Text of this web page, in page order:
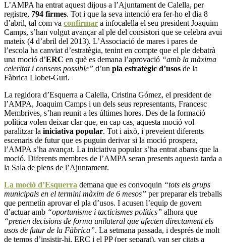
L’AMPA ha entrat aquest dijous a l’Ajuntament de Calella, per
registre, 794 firmes. Tot i que la seva intenció era fer-ho el dia 8
d’abril, tal com va confirmar a infocalella el seu president Joaquim
Camps, s’han volgut avançar al ple del consistori que se celebra avui
mateix (4 d’abril del 2013). L’Associació de mares i pares de
l’escola ha canviat d’estratègia, tenint en compte que el ple debatrà
una moció d’ERC en què es demana l’aprovació “amb la màxima
celeritat i consens possible” d’un pla estratègic d’usos de la
Fàbrica Llobet-Guri.
La regidora d’Esquerra a Calella, Cristina Gómez, el president de
l’AMPA, Joaquim Camps i un dels seus representants, Francesc
Membrives, s’han reunit a les últimes hores. Des de la formació
política volen deixar clar que, en cap cas, aquesta moció vol
paralitzar la iniciativa popular. Tot i això, i preveient diferents
escenaris de futur que es puguin derivar si la moció prospera,
l’AMPA s’ha avançat. La iniciativa popular s’ha entrat abans que la
moció. Diferents membres de l’AMPA seran presents aquesta tarda a
la Sala de plens de l’Ajuntament.
La moció d’Esquerra demana que es convoquin “tots els grups
municipals en el termini màxim de 6 mesos” per preparar els treballs
que permetin aprovar el pla d’usos. I acusen l’equip de govern
d’actuar amb “oportunisme i tacticismes polítics” alhora que
“prenen decisions de forma unilateral que afecten directament els
usos de futur de la Fàbrica”. La setmana passada, i després de molt
de temps d’insistir-hi, ERC i el PP (per separat), van ser citats a